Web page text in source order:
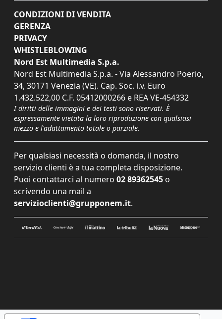
CONDIZIONI DI VENDITA
GERENZA
PRIVACY
WHISTLEBLOWING
Nord Est Multimedia S.p.a.
Nord Est Multimedia S.p.a. - Via Alessandro Poerio,
34, 30171 Venezia (VE). Cap. Soc. i.v. Euro
1.432.522,00 C.F. 05412000266 e REA VE-454332
I diritti delle immagini e dei testi sono riservati. È
espressamente vietata la loro riproduzione con qualsiasi
mezzo e l'adattamento totale o parziale.
Per qualsiasi necessità o domanda, il nostro
servizio clienti è a tua completa disposizione.
Puoi contattarci al numero 02 89362545 o
scrivendo una mail a
servizioclienti@grupponem.it.